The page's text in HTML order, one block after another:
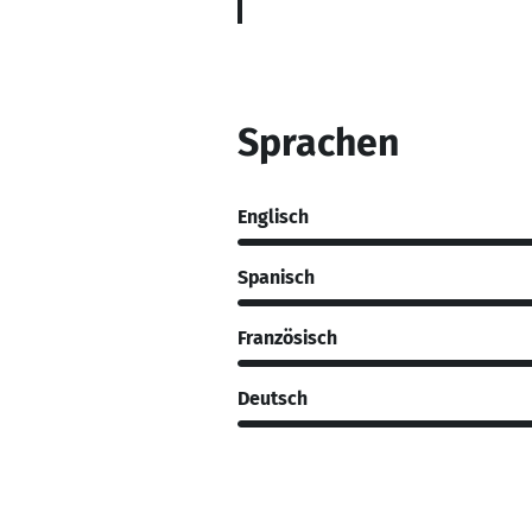
Sprachen
Englisch
Spanisch
Französisch
Deutsch